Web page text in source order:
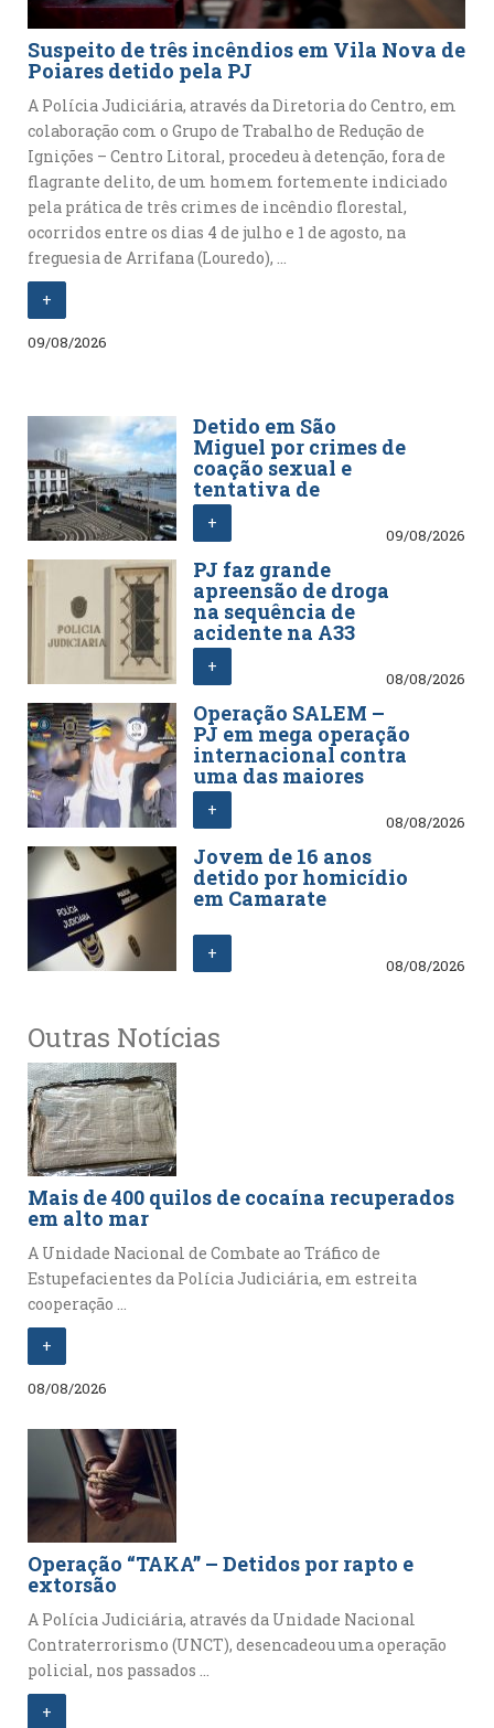
Suspeito de três incêndios em Vila Nova de
Poiares detido pela PJ
A Polícia Judiciária, através da Diretoria do Centro, em
colaboração com o Grupo de Trabalho de Redução de
Ignições – Centro Litoral, procedeu à detenção, fora de
flagrante delito, de um homem fortemente indiciado
pela prática de três crimes de incêndio florestal,
ocorridos entre os dias 4 de julho e 1 de agosto, na
freguesia de Arrifana (Louredo), ...
+
09/08/2026
Detido em São
Miguel por crimes de
coação sexual e
tentativa de
violação
+
09/08/2026
PJ faz grande
apreensão de droga
na sequência de
acidente na A33
+
08/08/2026
Operação SALEM –
PJ em mega operação
internacional contra
uma das maiores
redes de tráfico de
pessoas e de
Espanha
+
08/08/2026
Jovem de 16 anos
detido por homicídio
em Camarate
+
08/08/2026
Outras Notícias
Mais de 400 quilos de cocaína recuperados
em alto mar
A Unidade Nacional de Combate ao Tráfico de
Estupefacientes da Polícia Judiciária, em estreita
cooperação ...
+
08/08/2026
Operação “TAKA” – Detidos por rapto e
extorsão
A Polícia Judiciária, através da Unidade Nacional
Contraterrorismo (UNCT), desencadeou uma operação
policial, nos passados ...
+